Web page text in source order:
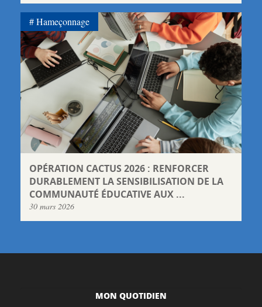
OPÉRATION CACTUS 2026 : RENFORCER
DURABLEMENT LA SENSIBILISATION DE LA
COMMUNAUTÉ ÉDUCATIVE AUX ...
30 mars 2026
Hameçonnage
MON QUOTIDIEN